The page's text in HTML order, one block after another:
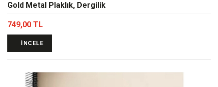
Gold Metal Plaklık, Dergilik
749,00 TL
İNCELE